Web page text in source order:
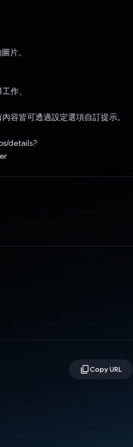
片。
作、
容皆可透過設定選項自訂提示。
details?